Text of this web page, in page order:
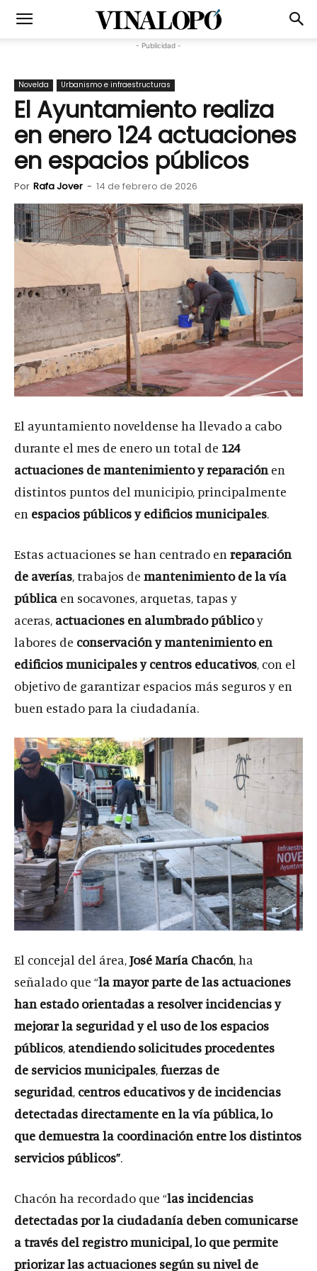
- Publicidad -
Novelda Urbanismo e infraestructuras
El Ayuntamiento realiza
en enero 124 actuaciones
en espacios públicos
Por Rafa Jover - 14 de febrero de 2026
El ayuntamiento noveldense ha llevado a cabo
durante el mes de enero un total de 124
actuaciones de mantenimiento y reparación en
distintos puntos del municipio, principalmente
en espacios públicos y edificios municipales.
Estas actuaciones se han centrado en reparación
de averías, trabajos de mantenimiento de la vía
pública en socavones, arquetas, tapas y
aceras, actuaciones en alumbrado públicoy
labores de conservación y mantenimiento en
edificios municipales y centros educativos, con el
objetivo de garantizar espacios más seguros y en
buen estado para la ciudadanía.
El concejal del área,José María Chacón, ha
señalado que “la mayor parte de las actuaciones
han estado orientadas a resolver incidencias y
mejorar la seguridad y el uso de los espacios
públicos, atendiendo solicitudes procedentes
de servicios municipales,fuerzas de
seguridad, centros educativosy de incidencias
detectadas directamente en la vía pública, lo
que demuestra la coordinación entre los distintos
servicios públicos”.
Chacón ha recordado que “las incidencias
detectadas por la ciudadanía deben comunicarse
a través delregistro municipal,lo que permite
priorizar las actuaciones según su nivel de